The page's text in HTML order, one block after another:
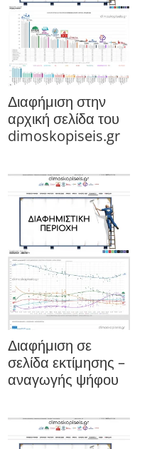
Διαφήμιση στην
αρχική σελίδα του
dimoskopiseis.gr
Διαφήμιση σε
σελίδα εκτίμησης –
αναγωγής ψήφου